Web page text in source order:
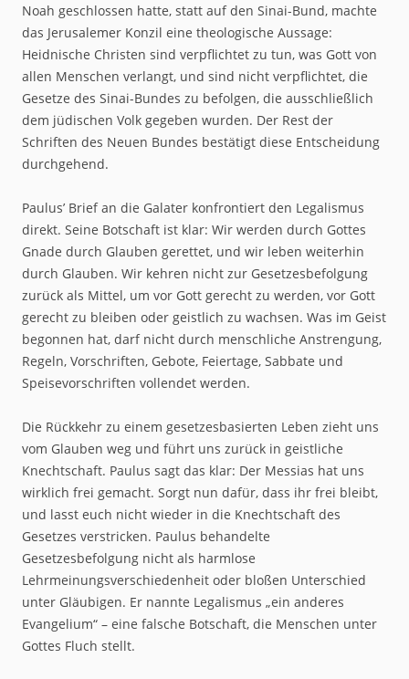
Noah geschlossen hatte, statt auf den Sinai-Bund, machte
das Jerusalemer Konzil eine theologische Aussage:
Heidnische Christen sind verpflichtet zu tun, was Gott von
allen Menschen verlangt, und sind nicht verpflichtet, die
Gesetze des Sinai-Bundes zu befolgen, die ausschließlich
dem jüdischen Volk gegeben wurden. Der Rest der
Schriften des Neuen Bundes bestätigt diese Entscheidung
durchgehend.
Paulus’ Brief an die Galater konfrontiert den Legalismus
direkt. Seine Botschaft ist klar: Wir werden durch Gottes
Gnade durch Glauben gerettet, und wir leben weiterhin
durch Glauben. Wir kehren nicht zur Gesetzesbefolgung
zurück als Mittel, um vor Gott gerecht zu werden, vor Gott
gerecht zu bleiben oder geistlich zu wachsen. Was im Geist
begonnen hat, darf nicht durch menschliche Anstrengung,
Regeln, Vorschriften, Gebote, Feiertage, Sabbate und
Speisevorschriften vollendet werden.
Die Rückkehr zu einem gesetzesbasierten Leben zieht uns
vom Glauben weg und führt uns zurück in geistliche
Knechtschaft. Paulus sagt das klar: Der Messias hat uns
wirklich frei gemacht. Sorgt nun dafür, dass ihr frei bleibt,
und lasst euch nicht wieder in die Knechtschaft des
Gesetzes verstricken. Paulus behandelte
Gesetzesbefolgung nicht als harmlose
Lehrmeinungsverschiedenheit oder bloßen Unterschied
unter Gläubigen. Er nannte Legalismus „ein anderes
Evangelium“ – eine falsche Botschaft, die Menschen unter
Gottes Fluch stellt.